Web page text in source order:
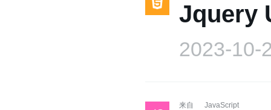
Jquery
2023-10-
来自 JavaScript